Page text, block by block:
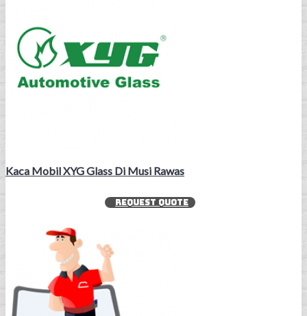
Kaca Mobil XYG Glass Di Musi Rawas
REQUEST QUOTE